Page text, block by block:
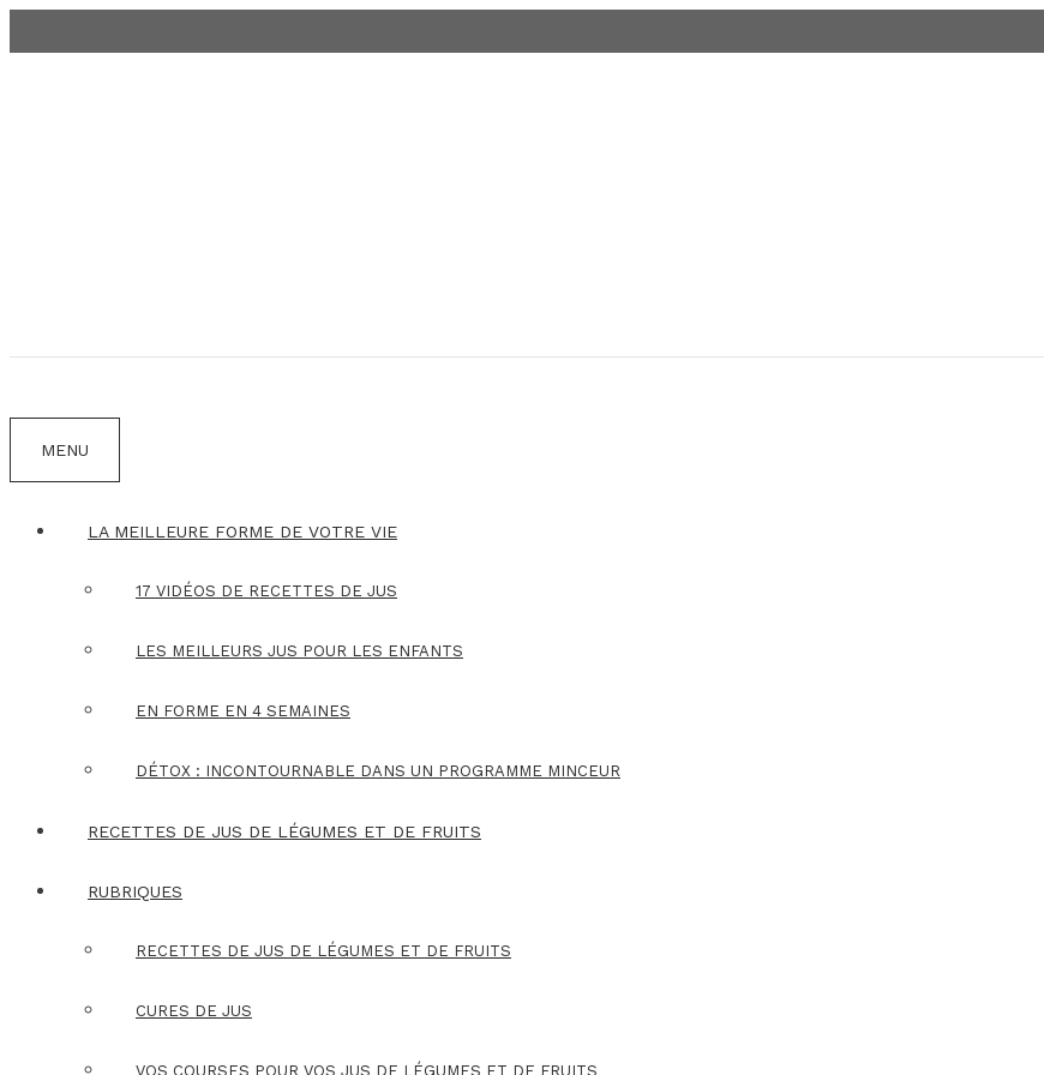
au
MENU
LA MEILLEURE FORME DE VOTRE VIE
17 VIDÉOS DE RECETTES DE JUS
LES MEILLEURS JUS POUR LES ENFANTS
EN FORME EN 4 SEMAINES
DÉTOX : INCONTOURNABLE DANS UN PROGRAMME MINCEUR
RECETTES DE JUS DE LÉGUMES ET DE FRUITS
RUBRIQUES
RECETTES DE JUS DE LÉGUMES ET DE FRUITS
CURES DE JUS
VOS COURSES POUR VOS JUS DE LÉGUMES ET DE FRUITS